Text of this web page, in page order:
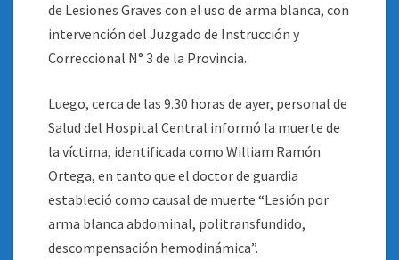
de Lesiones Graves con el uso de arma blanca, con
intervención del Juzgado de Instrucción y
Correccional N° 3 de la Provincia.
Luego, cerca de las 9.30 horas de ayer, personal de
Salud del Hospital Central informó la muerte de
la víctima, identificada como William Ramón
Ortega, en tanto que el doctor de guardia
estableció como causal de muerte “Lesión por
arma blanca abdominal, politransfundido,
descompensación hemodinámica”.